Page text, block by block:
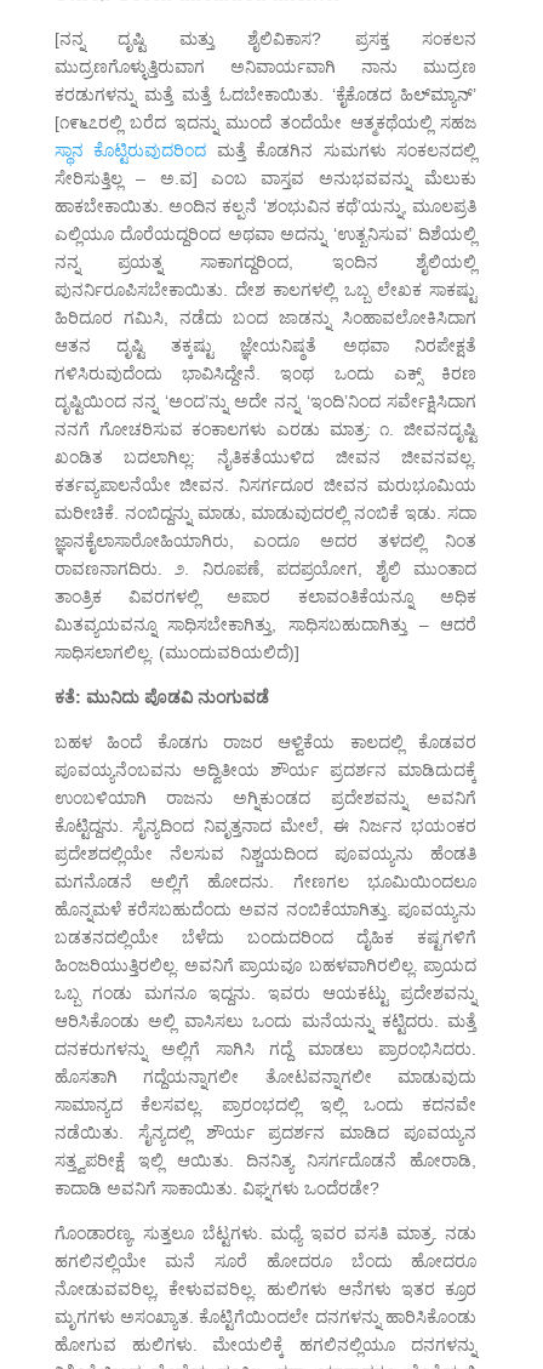
[ನನ್ನ ದೃಷ್ಟಿ ಮತ್ತು ಶೈಲಿವಿಕಾಸ? ಪ್ರಸಕ್ತ ಸಂಕಲನ
ಮುದ್ರಣಗೊಳ್ಳುತ್ತಿರುವಾಗ ಅನಿವಾರ್ಯವಾಗಿ ನಾನು ಮುದ್ರಣ
ಕರಡುಗಳನ್ನು ಮತ್ತೆ ಮತ್ತೆ ಓದಬೇಕಾಯಿತು. ‘ಕೈಕೊಡದ ಹಿಲ್‌ಮ್ಯಾನ್’
[೧೯೬೭ರಲ್ಲಿ ಬರೆದ ಇದನ್ನು ಮುಂದೆ ತಂದೆಯೇ ಆತ್ಮಕಥೆಯಲ್ಲಿ ಸಹಜ
ಸ್ಥಾನ ಕೊಟ್ಟಿರುವುದರಿಂದ ಮತ್ತೆ ಕೊಡಗಿನ ಸುಮಗಳು ಸಂಕಲನದಲ್ಲಿ
ಸೇರಿಸುತ್ತಿಲ್ಲ – ಅ.ವ] ಎಂಬ ವಾಸ್ತವ ಅನುಭವವನ್ನು ಮೆಲುಕು
ಹಾಕಬೇಕಾಯಿತು. ಅಂದಿನ ಕಲ್ಪನೆ ‘ಶಂಭುವಿನ ಕಥೆ’ಯನ್ನು, ಮೂಲಪ್ರತಿ
ಎಲ್ಲಿಯೂ ದೊರೆಯದ್ದರಿಂದ ಅಥವಾ ಅದನ್ನು ‘ಉತ್ಖನಿಸುವ’ ದಿಶೆಯಲ್ಲಿ
ನನ್ನ ಪ್ರಯತ್ನ ಸಾಕಾಗದ್ದರಿಂದ, ಇಂದಿನ ಶೈಲಿಯಲ್ಲಿ
ಪುನರ್ನಿರೂಪಿಸಬೇಕಾಯಿತು. ದೇಶ ಕಾಲಗಳಲ್ಲಿ ಒಬ್ಬ ಲೇಖಕ ಸಾಕಷ್ಟು
ಹಿರಿದೂರ ಗಮಿಸಿ, ನಡೆದು ಬಂದ ಜಾಡನ್ನು ಸಿಂಹಾವಲೋಕಿಸಿದಾಗ
ಆತನ ದೃಷ್ಟಿ ತಕ್ಕಷ್ಟು ಜ್ಞೇಯನಿಷ್ಠತೆ ಅಥವಾ ನಿರಪೇಕ್ಷತೆ
ಗಳಿಸಿರುವುದೆಂದು ಭಾವಿಸಿದ್ದೇನೆ. ಇಂಥ ಒಂದು ಎಕ್ಸ್ ಕಿರಣ
ದೃಷ್ಟಿಯಿಂದ ನನ್ನ ‘ಅಂದ’ನ್ನು ಅದೇ ನನ್ನ ‘ಇಂದಿ’ನಿಂದ ಸರ್ವೇಕ್ಷಿಸಿದಾಗ
ನನಗೆ ಗೋಚರಿಸುವ ಕಂಕಾಲಗಳು ಎರಡು ಮಾತ್ರ: ೧. ಜೀವನದೃಷ್ಟಿ
ಖಂಡಿತ ಬದಲಾಗಿಲ್ಲ: ನೈತಿಕತೆಯುಳಿದ ಜೀವನ ಜೀವನವಲ್ಲ.
ಕರ್ತವ್ಯಪಾಲನೆಯೇ ಜೀವನ. ನಿಸರ್ಗದೂರ ಜೀವನ ಮರುಭೂಮಿಯ
ಮರೀಚಿಕೆ. ನಂಬಿದ್ದನ್ನು ಮಾಡು, ಮಾಡುವುದರಲ್ಲಿ ನಂಬಿಕೆ ಇಡು. ಸದಾ
ಜ್ಞಾನಕೈಲಾಸಾರೋಹಿಯಾಗಿರು, ಎಂದೂ ಅದರ ತಳದಲ್ಲಿ ನಿಂತ
ರಾವಣನಾಗದಿರು. ೨. ನಿರೂಪಣೆ, ಪದಪ್ರಯೋಗ, ಶೈಲಿ ಮುಂತಾದ
ತಾಂತ್ರಿಕ ವಿವರಗಳಲ್ಲಿ ಅಪಾರ ಕಲಾವಂತಿಕೆಯನ್ನೂ ಅಧಿಕ
ಮಿತವ್ಯಯವನ್ನೂ ಸಾಧಿಸಬೇಕಾಗಿತ್ತು, ಸಾಧಿಸಬಹುದಾಗಿತ್ತು – ಆದರೆ
ಸಾಧಿಸಲಾಗಲಿಲ್ಲ. (ಮುಂದುವರಿಯಲಿದೆ)]
ಕತೆ: ಮುನಿದು ಪೊಡವಿ ನುಂಗುವಡೆ
ಬಹಳ ಹಿಂದೆ ಕೊಡಗು ರಾಜರ ಆಳ್ವಿಕೆಯ ಕಾಲದಲ್ಲಿ ಕೊಡವರ
ಪೂವಯ್ಯನೆಂಬವನು ಅದ್ವಿತೀಯ ಶೌರ್ಯ ಪ್ರದರ್ಶನ ಮಾಡಿದುದಕ್ಕೆ
ಉಂಬಳಿಯಾಗಿ ರಾಜನು ಅಗ್ನಿಕುಂಡದ ಪ್ರದೇಶವನ್ನು ಅವನಿಗೆ
ಕೊಟ್ಟಿದ್ದನು. ಸೈನ್ಯದಿಂದ ನಿವೃತ್ತನಾದ ಮೇಲೆ, ಈ ನಿರ್ಜನ ಭಯಂಕರ
ಪ್ರದೇಶದಲ್ಲಿಯೇ ನೆಲಸುವ ನಿಶ್ಚಯದಿಂದ ಪೂವಯ್ಯನು ಹೆಂಡತಿ
ಮಗನೊಡನೆ ಅಲ್ಲಿಗೆ ಹೋದನು. ಗೇಣಗಲ ಭೂಮಿಯಿಂದಲೂ
ಹೊನ್ನಮಳೆ ಕರೆಸಬಹುದೆಂದು ಅವನ ನಂಬಿಕೆಯಾಗಿತ್ತು. ಪೂವಯ್ಯನು
ಬಡತನದಲ್ಲಿಯೇ ಬೆಳೆದು ಬಂದುದರಿಂದ ದೈಹಿಕ ಕಷ್ಟಗಳಿಗೆ
ಹಿಂಜರಿಯುತ್ತಿರಲಿಲ್ಲ. ಅವನಿಗೆ ಪ್ರಾಯವೂ ಬಹಳವಾಗಿರಲಿಲ್ಲ. ಪ್ರಾಯದ
ಒಬ್ಬ ಗಂಡು ಮಗನೂ ಇದ್ದನು. ಇವರು ಆಯಕಟ್ಟು ಪ್ರದೇಶವನ್ನು
ಆರಿಸಿಕೊಂಡು ಅಲ್ಲಿ ವಾಸಿಸಲು ಒಂದು ಮನೆಯನ್ನು ಕಟ್ಟಿದರು. ಮತ್ತೆ
ದನಕರುಗಳನ್ನು ಅಲ್ಲಿಗೆ ಸಾಗಿಸಿ ಗದ್ದೆ ಮಾಡಲು ಪ್ರಾರಂಭಿಸಿದರು.
ಹೊಸತಾಗಿ ಗದ್ದೆಯನ್ನಾಗಲೀ ತೋಟವನ್ನಾಗಲೀ ಮಾಡುವುದು
ಸಾಮಾನ್ಯದ ಕೆಲಸವಲ್ಲ. ಪ್ರಾರಂಭದಲ್ಲಿ ಇಲ್ಲಿ ಒಂದು ಕದನವೇ
ನಡೆಯಿತು. ಸೈನ್ಯದಲ್ಲಿ ಶೌರ್ಯ ಪ್ರದರ್ಶನ ಮಾಡಿದ ಪೂವಯ್ಯನ
ಸತ್ತ್ವಪರೀಕ್ಷೆ ಇಲ್ಲಿ ಆಯಿತು. ದಿನನಿತ್ಯ ನಿಸರ್ಗದೊಡನೆ ಹೋರಾಡಿ,
ಕಾದಾಡಿ ಅವನಿಗೆ ಸಾಕಾಯಿತು. ವಿಘ್ನಗಳು ಒಂದೆರಡೇ?
ಗೊಂಡಾರಣ್ಯ, ಸುತ್ತಲೂ ಬೆಟ್ಟಗಳು. ಮಧ್ಯೆ ಇವರ ವಸತಿ ಮಾತ್ರ. ನಡು
ಹಗಲಿನಲ್ಲಿಯೇ ಮನೆ ಸೂರೆ ಹೋದರೂ ಬೆಂದು ಹೋದರೂ
ನೋಡುವವರಿಲ್ಲ, ಕೇಳುವವರಿಲ್ಲ. ಹುಲಿಗಳು ಆನೆಗಳು ಇತರ ಕ್ರೂರ
ಮೃಗಗಳು ಅಸಂಖ್ಯಾತ. ಕೊಟ್ಟಿಗೆಯಿಂದಲೇ ದನಗಳನ್ನು ಹಾರಿಸಿಕೊಂಡು
ಹೋಗುವ ಹುಲಿಗಳು. ಮೇಯಲಿಕ್ಕೆ ಹಗಲಿನಲ್ಲಿಯೂ ದನಗಳನ್ನು